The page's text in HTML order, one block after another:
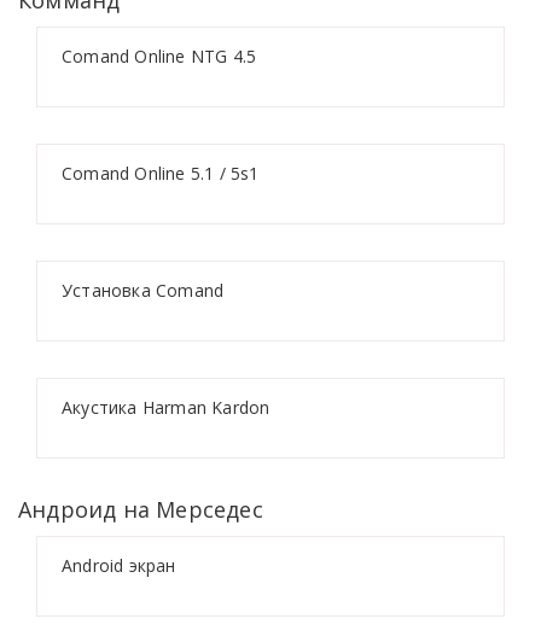
Comand Online NTG 4.5
Comand Online 5.1 / 5s1
Установка Comand
Акустика Harman Kardon
Андроид на Мерседес
Android экран